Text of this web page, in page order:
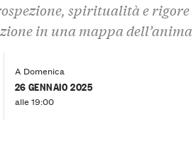
spiritualità e rigore
in una mappa dell’anima
A Domenica
26 GENNAIO 2025
alle 19:00